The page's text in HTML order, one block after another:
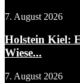
7. August 2026
Holstein Kiel:
Wiese...
7. August 2026